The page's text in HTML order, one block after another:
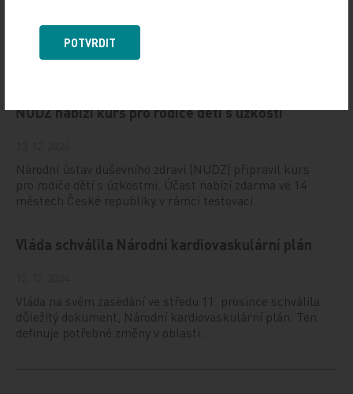
Dnešní Poradna přináší přehled o tom, jak funguje
ePoukaz, kde ho lze uplatnit a jaké možnosti má lékař
NUDZ nabízí kurs pro rodiče dětí s úzkostí
Národní ústav duševního zdraví (NUDZ) připravil kurs
pro rodiče dětí s úzkostmi. Účast nabízí zdarma ve 14
městech České republiky v rámci testovací…
Vláda schválila Národní kardiovaskulární plán
Vláda na svém zasedání ve středu 11. prosince schválila
důležitý dokument, Národní kardiovaskulární plán. Ten
definuje potřebné změny v oblasti…
POTVRDIT